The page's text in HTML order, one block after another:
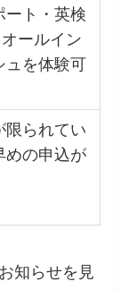
ート・英検
ールイン
ュを体験可
限られてい
めの申込が
知らせを見